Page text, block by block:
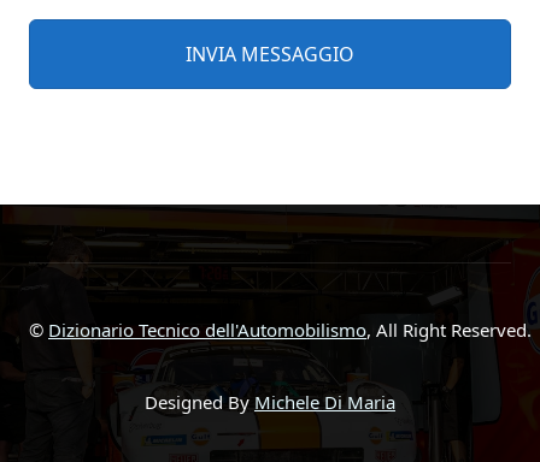
© Dizionario Tecnico dell'Automobilismo, All Right Reserved.
Designed By Michele Di Maria